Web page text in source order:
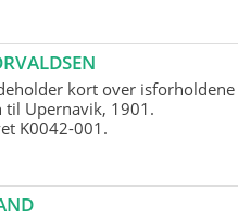
kort over
til Upernavik, 1901.
K0042-001.